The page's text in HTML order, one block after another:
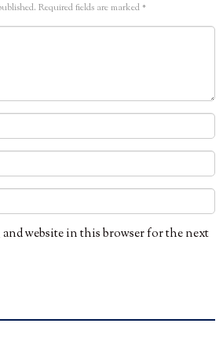
Required fields are marked*
and website in this browser for the next